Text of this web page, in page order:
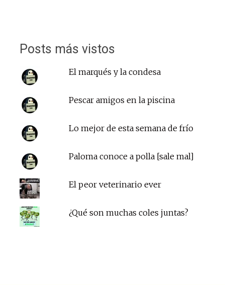
Posts más vistos
El marqués y la condesa
Pescar amigos en la piscina
Lo mejor de esta semana de frío
Paloma conoce a polla [sale mal]
El peor veterinario ever
¿Qué son muchas coles juntas?